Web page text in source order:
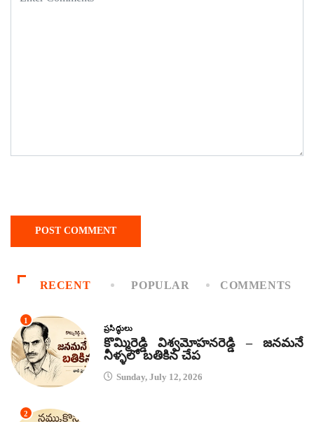
RECENT POPULAR COMMENTS
1
ప్రసిద్ధులు
కొమ్మిరెడ్డి విశ్వమోహనరెడ్డి – జనమనే
నీళ్ళలో బతికిన చేప
Sunday, July 12, 2026
2